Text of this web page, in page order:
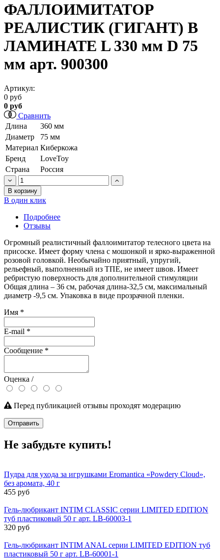
ФАЛЛОИМИТАТОР
РЕАЛИСТИК (ГИГАНТ) В
ЛАМИНАТЕ L 330 мм D 75
мм арт. 900300
Артикул:
0 руб
0 руб
Сравнить
Длина
360 мм
Диаметр
75 мм
Материал Киберкожа
Бренд
LoveToy
Страна
Россия
В корзину
В один клик
Подробнее
Отзывы
Огромный реалистичный фаллоимитатор телесного цвета на
присоске. Имеет форму члена с мошонкой и ярко-выраженной
розовой головкой. Необычайно приятный, упругий,
рельефный, выполненный из ТПЕ, не имеет швов. Имеет
ребристую поверхность для дополнительной стимуляции
Общая длина – 36 см, рабочая длина-32,5 см, максимальный
диаметр -9,5 см. Упаковка в виде прозрачной пленки.
Имя *
E-mail *
Сообщение *
Оценка /
Перед публикацией отзывы проходят модерацию
Отправить
Не забудьте купить!
Пудра для ухода за игрушками Eromantica «Powdery Cloud»,
без аромата, 40 г
455 руб
Гель-любрикант INTIM CLASSIC серии LIMITED EDITION
туб пластиковый 50 г арт. LB-60003-1
320 руб
Гель-любрикант INTIM ANAL серии LIMITED EDITION туб
пластиковый 50 г арт. LB-60001-1